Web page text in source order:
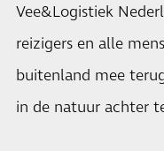
Vee&Logistiek
reizigers en alle
buitenland mee
in de natuur achter